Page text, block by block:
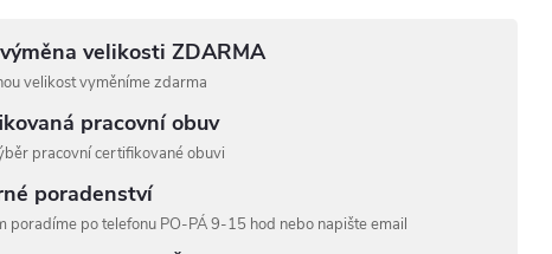
velikosti ZDARMA
velikost vyměníme zdarma
pracovní obuv
pracovní certifikované obuvi
poradenství
poradíme po telefonu PO-PÁ 9-15 hod nebo napište email